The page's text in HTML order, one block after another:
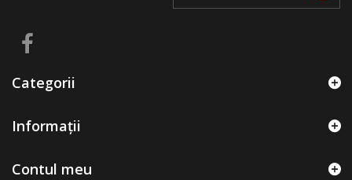
Categorii
Informații
Contul meu